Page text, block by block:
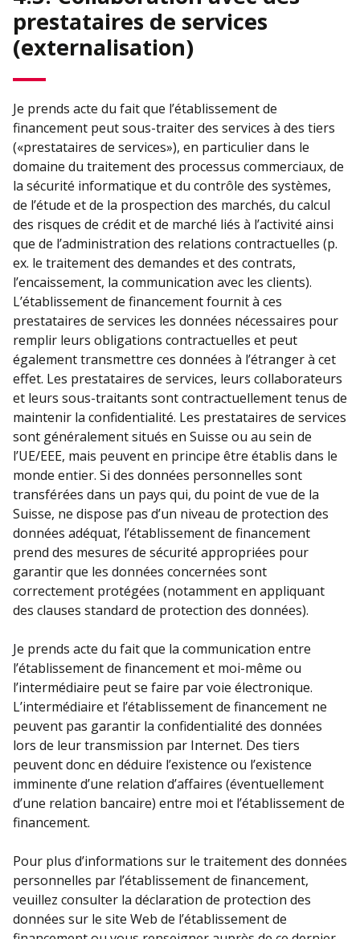
prestataires de services
(externalisation)
Je prends acte du fait que l’établissement de
financement peut sous-traiter des services à des tiers
(«prestataires de services»), en particulier dans le
domaine du traitement des processus commerciaux, de
la sécurité informatique et du contrôle des systèmes,
de l’étude et de la prospection des marchés, du calcul
des risques de crédit et de marché liés à l’activité ainsi
que de l’administration des relations contractuelles (p.
ex. le traitement des demandes et des contrats,
l’encaissement, la communication avec les clients).
L’établissement de financement fournit à ces
prestataires de services les données nécessaires pour
remplir leurs obligations contractuelles et peut
également transmettre ces données à l’étranger à cet
effet. Les prestataires de services, leurs collaborateurs
et leurs sous-traitants sont contractuellement tenus de
maintenir la confidentialité. Les prestataires de services
sont généralement situés en Suisse ou au sein de
l’UE/EEE, mais peuvent en principe être établis dans le
monde entier. Si des données personnelles sont
transférées dans un pays qui, du point de vue de la
Suisse, ne dispose pas d’un niveau de protection des
données adéquat, l’établissement de financement
prend des mesures de sécurité appropriées pour
garantir que les données concernées sont
correctement protégées (notamment en appliquant
des clauses standard de protection des données).
Je prends acte du fait que la communication entre
l’établissement de financement et moi-même ou
l’intermédiaire peut se faire par voie électronique.
L’intermédiaire et l’établissement de financement ne
peuvent pas garantir la confidentialité des données
lors de leur transmission par Internet. Des tiers
peuvent donc en déduire l’existence ou l’existence
imminente d’une relation d’affaires (éventuellement
d’une relation bancaire) entre moi et l’établissement de
financement.
Pour plus d’informations sur le traitement des données
personnelles par l’établissement de financement,
veuillez consulter la déclaration de protection des
données sur le site Web de l’établissement de